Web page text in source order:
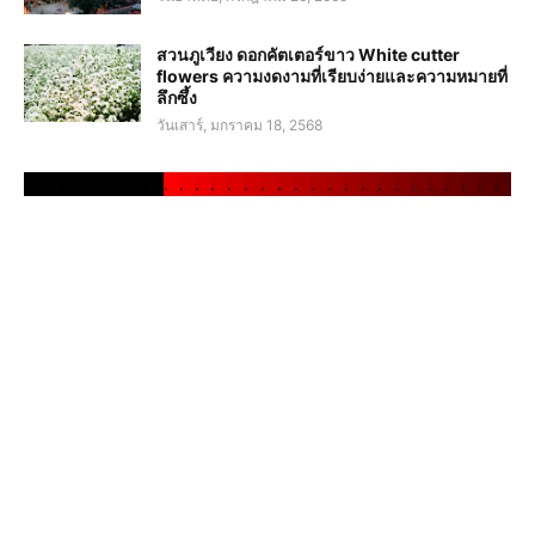
สวนภูเวียง ดอกคัตเตอร์ขาว White cutter
flowers ความงดงามที่เรียบง่ายและความหมายที่
ลึกซึ้ง
วันเสาร์, มกราคม 18, 2568
. . . . . . . . . . . . . . . . . . . . .